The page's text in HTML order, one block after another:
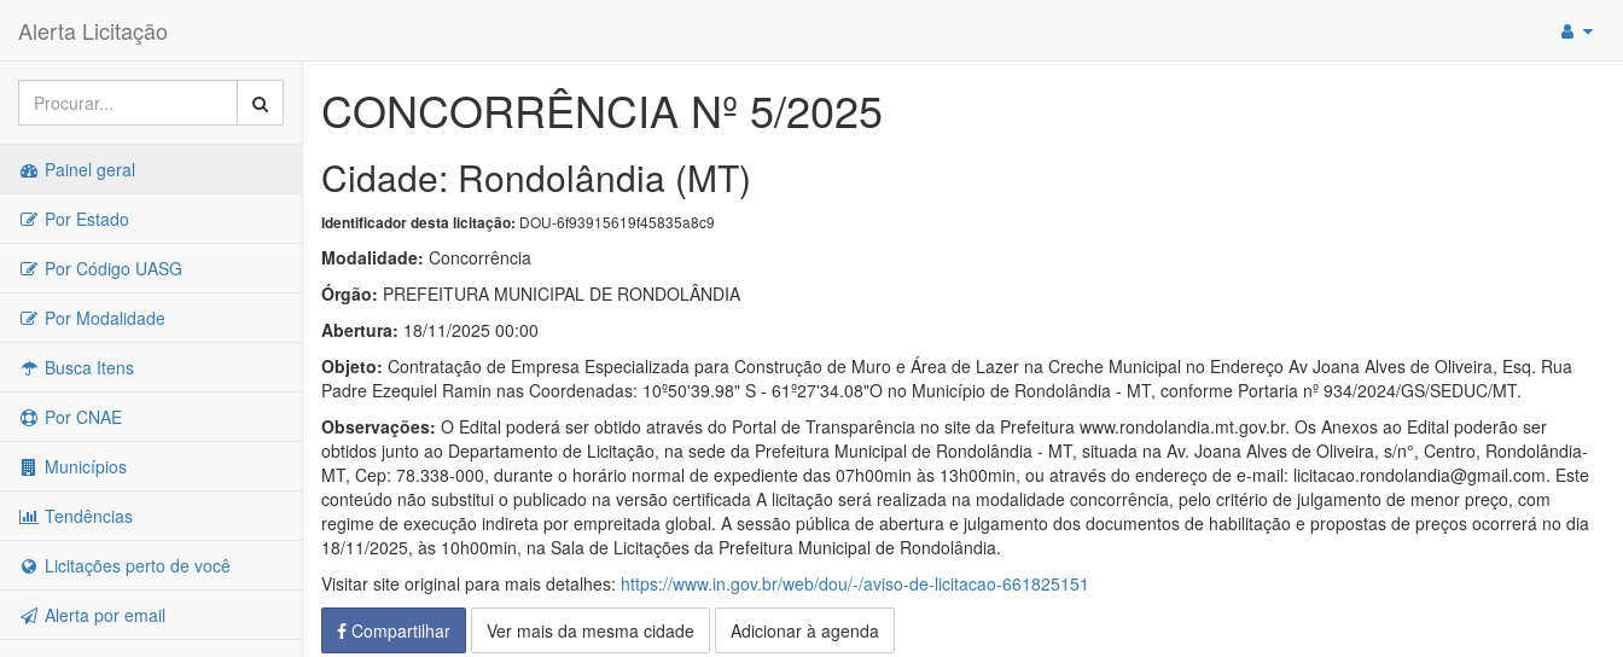
Alerta Licitação
Painel geral
Por Estado
Por Código UASG
Por Modalidade
Busca Itens
Por CNAE
Municípios
Tendências
Licitações perto de você
Alerta por email
CONCORRÊNCIA Nº 5/2025
Cidade: Rondolândia (MT)
Identificador desta licitação: DOU-6f93915619f45835a8c9
Modalidade: Concorrência
Órgão: PREFEITURA MUNICIPAL DE RONDOLÂNDIA
Abertura: 18/11/2025 00:00
Objeto: Contratação de Empresa Especializada para Construção de Muro e Área de Lazer na Creche Municipal no Endereço Av Joana Alves de Oliveira, Esq. Rua
Padre Ezequiel Ramin nas Coordenadas: 10º50'39.98" S - 61º27'34.08"O no Município de Rondolândia - MT, conforme Portaria nº 934/2024/GS/SEDUC/MT.
Observações: O Edital poderá ser obtido através do Portal de Transparência no site da Prefeitura www.rondolandia.mt.gov.br. Os Anexos ao Edital poderão ser
obtidos junto ao Departamento de Licitação, na sede da Prefeitura Municipal de Rondolândia - MT, situada na Av. Joana Alves de Oliveira, s/n°, Centro, Rondolândia-
MT, Cep: 78.338-000, durante o horário normal de expediente das 07h00min às 13h00min, ou através do endereço de e-mail: licitacao.rondolandia@gmail.com. Este
conteúdo não substitui o publicado na versão certificada A licitação será realizada na modalidade concorrência, pelo critério de julgamento de menor preço, com
regime de execução indireta por empreitada global. A sessão pública de abertura e julgamento dos documentos de habilitação e propostas de preços ocorrerá no dia
18/11/2025, às 10h00min, na Sala de Licitações da Prefeitura Municipal de Rondolândia.
Visitar site original para mais detalhes: https://www.in.gov.br/web/dou/-/aviso-de-licitacao-661825151
Compartilhar
Ver mais da mesma cidade Adicionar à agenda